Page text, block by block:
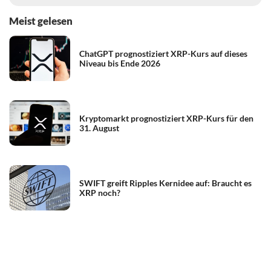
Meist gelesen
ChatGPT prognostiziert XRP-Kurs auf dieses
Niveau bis Ende 2026
Kryptomarkt prognostiziert XRP-Kurs für den
31. August
SWIFT greift Ripples Kernidee auf: Braucht es
XRP noch?